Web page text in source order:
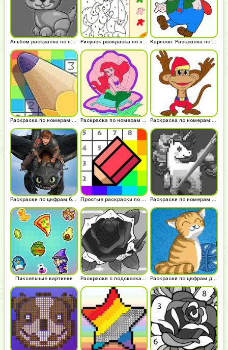
Раскраска по номерам: Песочница Раскраска по номерам в цветах Раскраска по номерам: Обезьянка
Раскраски по цифрам без интернета Простые раскраски по номерам Раскраски по номерам по клеточкам
Пиксельные картинки